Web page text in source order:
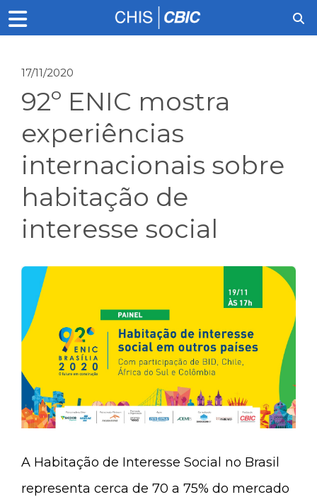
17/11/2020
92º ENIC mostra
experiências
internacionais sobre
habitação de
interesse social
A Habitação de Interesse Social no Brasil
representa cerca de 70 a 75% do mercado